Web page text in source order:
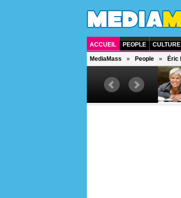
ACCUEIL PEOPLE CULTURE
MediaMass People Éric
chanteuse québécoise